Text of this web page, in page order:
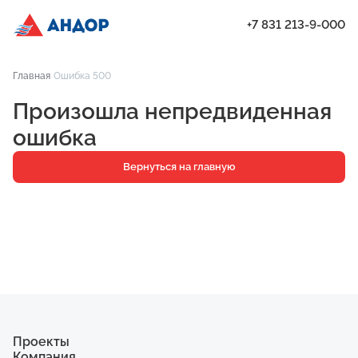
Проекты
Квартиры
Паркинг
Кладовые
+7 831 213-9-000
Главная Ошибка 500
Произошла непредвиденная
ошибка
Вернуться на главную
Проекты